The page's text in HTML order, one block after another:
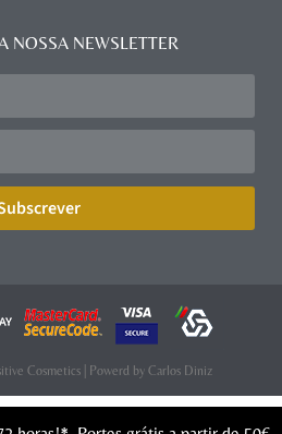
NOSSA NEWSLETTER
Cosmetics | Powerd by Carlos Diniz